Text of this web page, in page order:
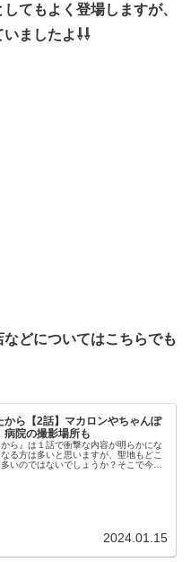
てもよく登場しますが、
ましたよ⇩⇩
どについてはこちらでも
から【2話】マカロンやちゃんぽ
病院の撮影場所も
から』は１話で衝撃な内容が明らかにな
る方は多いと思いますが、聖地もどこ
いのではないでしょうか？そこで今回
2024.01.15